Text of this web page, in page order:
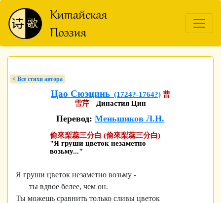
< Bсе стихи автора
Цао Сюэцинь (1724?-1764?) 曹
雪芹
Династия Цин
Перевод:Меньшиков Л.Н.
偷來梨蕊三分白 (偷來梨蕊三分白)
"Я груши цветок незаметно
возьму..."
Я груши цветок незаметно возьму -
ты вдвое белее, чем он.
Ты можешь сравнить только сливы цветок